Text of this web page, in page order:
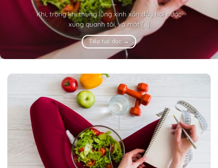
Khi, trong khi thung lũng xinh xắn đầy hơi nước
xung quanh tôi, và mặt [...]
Tiếp tục đọc →